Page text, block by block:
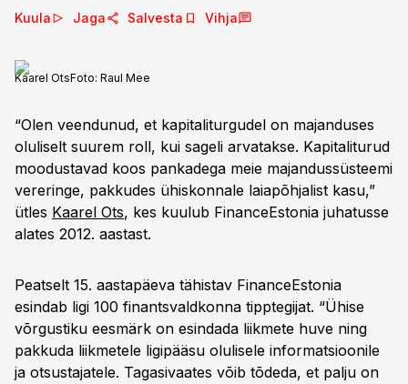
Kuula Jaga Salvesta Vihja
Kaarel OtsFoto: Raul Mee
“Olen veendunud, et kapitaliturgudel on majanduses
oluliselt suurem roll, kui sageli arvatakse. Kapitaliturud
moodustavad koos pankadega meie majandussüsteemi
vereringe, pakkudes ühiskonnale laiapõhjalist kasu,”
ütles Kaarel Ots, kes kuulub FinanceEstonia juhatusse
alates 2012. aastast.
Peatselt 15. aastapäeva tähistav FinanceEstonia
esindab ligi 100 finantsvaldkonna tipptegijat. “Ühise
võrgustiku eesmärk on esindada liikmete huve ning
pakkuda liikmetele ligipääsu olulisele informatsioonile
ja otsustajatele. Tagasivaates võib tõdeda, et palju on